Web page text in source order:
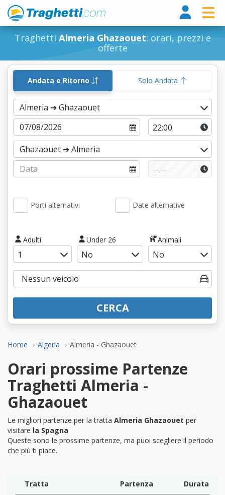
Traghetti Almeria Ghazaouet: orari, prezzi e
offerte
Home Algeria Almeria - Ghazaouet
Andata e Ritorno Solo Andata
Porti alternativi Date alternative
Adulti Under 26 Animali
CERCA
Orari prossime Partenze
Traghetti Almeria -
Ghazaouet
Le migliori partenze per la tratta Almeria Ghazaouet per
visitare la Spagna
Queste sono le prossime partenze, ma puoi scegliere il periodo
che più ti piace.
Tratta Partenza
Durata